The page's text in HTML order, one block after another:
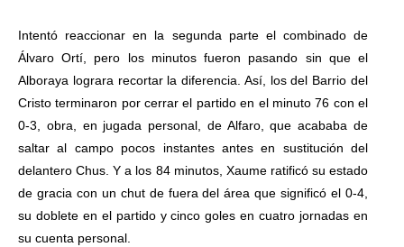
Intentó reaccionar en la segunda parte el combinado de
Álvaro Ortí, pero los minutos fueron pasando sin que el
Alboraya lograra recortar la diferencia. Así, los del Barrio del
Cristo terminaron por cerrar el partido en el minuto 76 con el
0-3, obra, en jugada personal, de Alfaro, que acababa de
saltar al campo pocos instantes antes en sustitución del
delantero Chus. Y a los 84 minutos, Xaume ratificó su estado
de gracia con un chut de fuera del área que significó el 0-4,
su doblete en el partido y cinco goles en cuatro jornadas en
su cuenta personal.